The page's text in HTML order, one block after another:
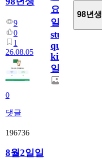
9
0
1
26.08.05
0
댓글
요
일/English
study
quiz
king776
일
98년생
196736
8월2일일